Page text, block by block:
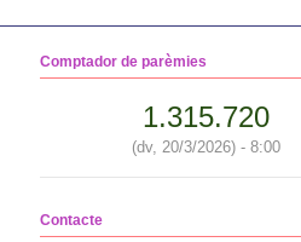
Comptador de parèmies
1.315.720
(dv, 20/3/2026) - 8:00
Contacte